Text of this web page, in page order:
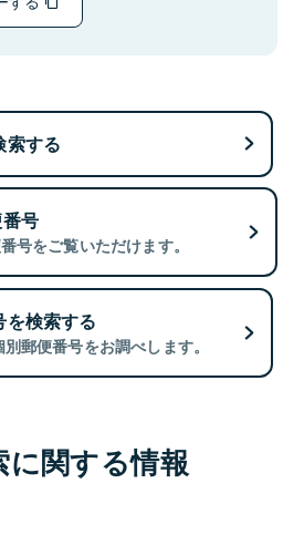
索する
号
号をご覧いただけます。
を検索する
郵便番号をお調べします。
に関する情報